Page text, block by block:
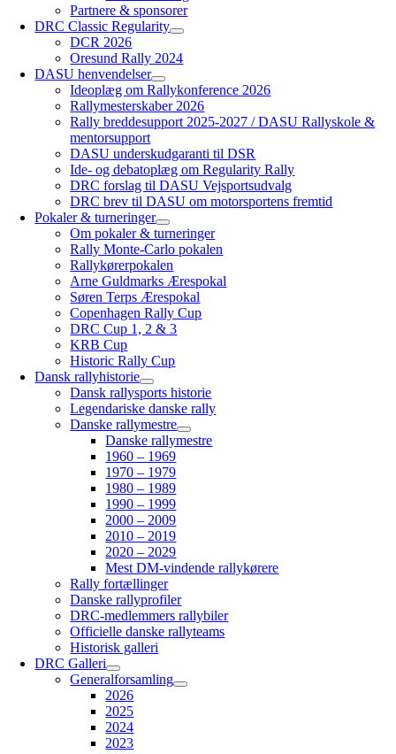
Partnere & sponsorer
DRC Classic Regularity
DCR 2026
Oresund Rally 2024
DASU henvendelser
Ideoplæg om Rallykonference 2026
Rallymesterskaber 2026
Rally breddesupport 2025-2027 / DASU Rallyskole &
mentorsupport
DASU underskudgaranti til DSR
Ide- og debatoplæg om Regularity Rally
DRC forslag til DASU Vejsportsudvalg
DRC brev til DASU om motorsportens fremtid
Pokaler & turneringer
Om pokaler & turneringer
Rally Monte-Carlo pokalen
Rallykørerpokalen
Arne Guldmarks Ærespokal
Søren Terps Ærespokal
Copenhagen Rally Cup
DRC Cup 1, 2 & 3
KRB Cup
Historic Rally Cup
Dansk rallyhistorie
Dansk rallysports historie
Legendariske danske rally
Danske rallymestre
Danske rallymestre
1960 – 1969
1970 – 1979
1980 – 1989
1990 – 1999
2000 – 2009
2010 – 2019
2020 – 2029
Mest DM-vindende rallykørere
Rally fortællinger
Danske rallyprofiler
DRC-medlemmers rallybiler
Officielle danske rallyteams
Historisk galleri
DRC Galleri
Generalforsamling
2026
2025
2024
2023